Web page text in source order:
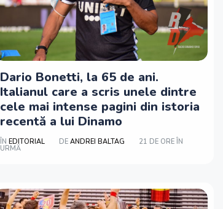
Dario Bonetti, la 65 de ani.
Italianul care a scris unele dintre
cele mai intense pagini din istoria
recentă a lui Dinamo
ÎN EDITORIAL DE ANDREI BALTAG 21 DE ORE ÎN
URMĂ